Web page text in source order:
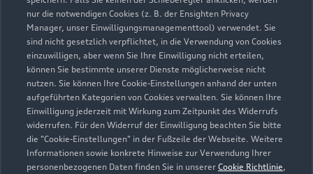
nur die notwendigen Cookies (z. B. der Ensighten Privacy
Manager, unser Einwilligungsmanagementtool) verwendet. Sie
sind nicht gesetzlich verpflichtet, in die Verwendung von Cookies
einzuwilligen, aber wenn Sie Ihre Einwilligung nicht erteilen,
können Sie bestimmte unserer Dienste möglicherweise nicht
nutzen. Sie können Ihre Cookie-Einstellungen anhand der unten
aufgeführten Kategorien von Cookies verwalten. Sie können Ihre
Einwilligung jederzeit mit Wirkung zum Zeitpunkt des Widerrufs
widerrufen. Für den Widerruf der Einwilligung beachten Sie bitte
die "Cookie-Einstellungen" in der Fußzeile der Webseite. Weitere
Informationen sowie konkrete Hinweise zur Verwendung Ihrer
personenbezogenen Daten finden Sie in unserer Cookie Richtlinie,
Damit Ihr Audi auch im Sommer glänzt: die
passende Pflege in einer Tasche.
Zur Audi Shopping World